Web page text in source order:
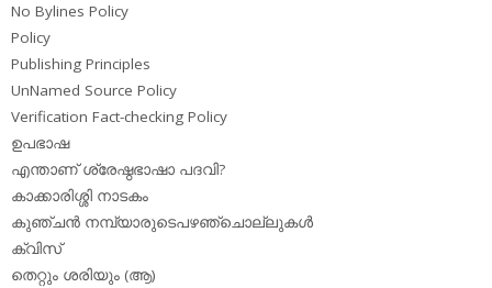
No Bylines Policy
Policy
Publishing Principles
UnNamed Source Policy
Verification Fact-checking Policy
ഉപഭാഷ
എന്താണ് ശ്രേഷ്ഠഭാഷാ പദവി?
കാക്കാരിശ്ശി നാടകം
കുഞ്ചന്‍ നമ്പ്യാരുടെപഴഞ്ചൊല്ലുകള്‍
ക്വിസ്
തെറ്റും ശരിയും (ആ)